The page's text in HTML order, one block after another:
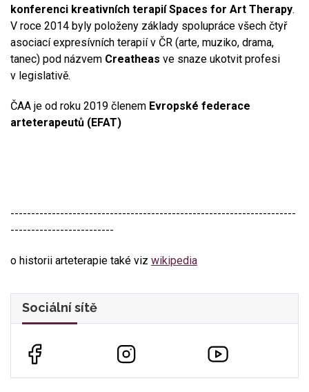
konferenci kreativních terapií Spaces for Art Therapy.
V roce 2014 byly položeny základy spolupráce všech čtyř
asociací expresívních terapií v ČR (arte, muziko, drama,
tanec) pod názvem Creatheas ve snaze ukotvit profesi
v legislativě.
ČAA je od roku 2019 členem Evropské federace
arteterapeutů (EFAT)
---------------------------------------------------------------------
-------------------------
o historii arteterapie také viz wikipedia
Sociální sítě